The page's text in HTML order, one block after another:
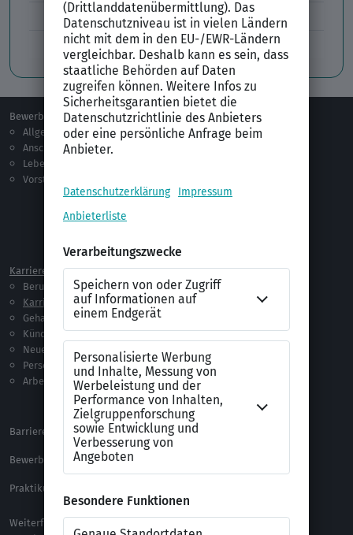
Tabellarischer Lebenslauf
Professionelles Bewerbungsfoto
Bewerben
Allgemeines
Anschreiben
Lebenslauf
Vorstellungsgespräch
Berufsorientierung
Ausbildung
Jobprofile
Karriere
Berufseinstieg
Karriere machen
Gehalt
Kündigung
Neue Arbeitswelt
Personalführung
Arbeitsrecht
Vorlagen & Tests
Anschreiben-Vorlagen
Lebenslauf-Vorlagen
Checklisten
Testverfahren
Alle Word-Dateien
Alle Downloads
Barrierefreiheitserklärung
XING Impressum
Bewerbungs-FAQ
Praktikum Online Marketing
Weiterführende Links